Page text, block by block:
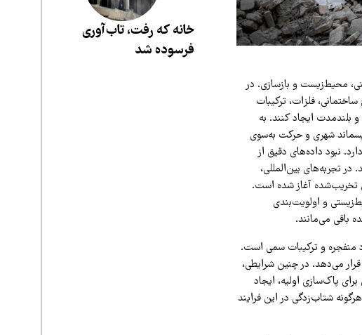
محیط‌زیست و بازسازی. در
فلزات، ترکیبات
بلندمدت ایجاد کنند. به
پسماند شهری و حرکت به‌سوی
نبود داده‌های دقیق از
تجربه‌های بین‌المللی،
تخریب‌شده آغاز شده است.
و اولویت‌بندی
باقی می‌مانند.
منفجره و ترکیبات سمی است.
می‌دهد. در چنین شرایطی،
پاک‌سازی اولیه، ایجاد
شتاب‌زدگی در این فرایند
خانه که رفت، تاب‌آوری
فرسوده شد